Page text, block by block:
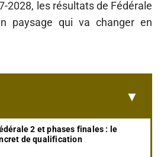
2028, les résultats de Fédérale
paysage qui va changer en
2 et phases finales : le
de qualification